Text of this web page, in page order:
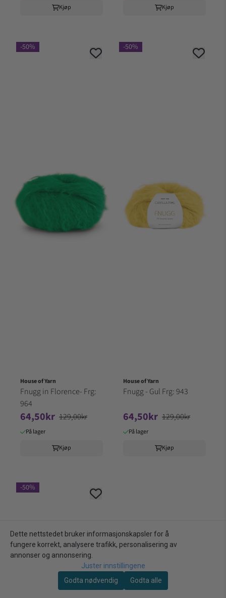
Kjøp
Kjøp
-50%
House of Yarn
Fnugg in Florence- Frg:
964
64,50kr 129,00kr
På lager
Kjøp
-50%
House of Yarn
Fnugg - Gul Frg: 943
64,50kr 129,00kr
På lager
Kjøp
-50%
Dette nettstedet bruker informasjonskapsler for å
fungere korrekt, analysere trafikk, personalisering av
annonser og annonsering.
Juster innstillingene
Godta nødvendig
Godta alle